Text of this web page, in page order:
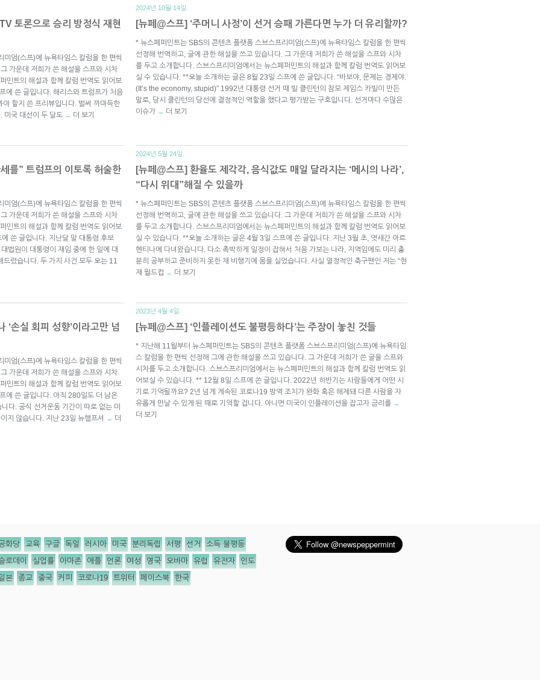
토론으로 승리 방정식 재현
엄(스프)에 뉴욕타임스 칼럼을 한 편씩
가운데 저희가 쓴 해설을 스프와 시차
민트의 해설과 함께 칼럼 번역도 읽어보
에 쓴 글입니다. 해리스와 트럼프가 처음
할지 쓴 프리뷰입니다. 벌써 까마득한
미국 대선이 두 달도 → 더 보기
2024년 10월 14일.
[뉴페@스프] ‘주머니 사정’이 선거 승패 가른다면 누가 더 유리할까?
* 뉴스페퍼민트는 SBS의 콘텐츠 플랫폼 스브스프리미엄(스프)에 뉴욕타임스 칼럼을 한 편씩
선정해 번역하고, 글에 관한 해설을 쓰고 있습니다. 그 가운데 저희가 쓴 해설을 스프와 시차
를 두고 소개합니다. 스브스프리미엄에서는 뉴스페퍼민트의 해설과 함께 칼럼 번역도 읽어보
실 수 있습니다. **오늘 소개하는 글은 8월 23일 스프에 쓴 글입니다. “바보야, 문제는 경제야.
(It’s the economy, stupid)” 1992년 대통령 선거 때 빌 클린턴의 참모 제임스 카빌이 만든
말로, 당시 클린턴의 당선에 결정적인 역할을 했다고 평가받는 구호입니다. 선거마다 수많은
이슈가 → 더 보기
를” 트럼프의 이토록 허술한
엄(스프)에 뉴욕타임스 칼럼을 한 편씩
가운데 저희가 쓴 해설을 스프와 시차
민트의 해설과 함께 칼럼 번역도 읽어보
쓴 글입니다. 지난달 말 대통령 후보
법원이 대통령이 재임 중에 한 일에 대
렸습니다. 두 가지 사건 모두 오는 11
2024년 5월 24일.
[뉴페@스프] 환율도 제각각, 음식값도 매일 달라지는 ‘메시의 나라’,
“다시 위대”해질 수 있을까
* 뉴스페퍼민트는 SBS의 콘텐츠 플랫폼 스브스프리미엄(스프)에 뉴욕타임스 칼럼을 한 편씩
선정해 번역하고, 글에 관한 해설을 쓰고 있습니다. 그 가운데 저희가 쓴 해설을 스프와 시차
를 두고 소개합니다. 스브스프리미엄에서는 뉴스페퍼민트의 해설과 함께 칼럼 번역도 읽어보
실 수 있습니다. **오늘 소개하는 글은 4월 3일 스프에 쓴 글입니다. 지난 3월 초, 엿새간 아르
헨티나에 다녀왔습니다. 다소 촉박하게 일정이 잡혀서 처음 가보는 나라, 지역임에도 미리 충
분히 공부하고 준비하지 못한 채 비행기에 몸을 실었습니다. 사실 열정적인 축구팬인 저는 “현
재 월드컵 → 더 보기
‘손실 회피 성향’이라고만 넘
엄(스프)에 뉴욕타임스 칼럼을 한 편씩
가운데 저희가 쓴 해설을 스프와 시차
민트의 해설과 함께 칼럼 번역도 읽어보
에 쓴 글입니다. 아직 280일도 더 남은
다. 공식 선거운동 기간이 따로 없는 미
지 않습니다. 지난 23일 뉴햄프셔
→ 더
2023년 4월 4일.
[뉴페@스프] ‘인플레이션도 불평등하다’는 주장이 놓친 것들
* 지난해 11월부터 뉴스페퍼민트는 SBS의 콘텐츠 플랫폼 스브스프리미엄(스프)에 뉴욕타임
스 칼럼을 한 편씩 선정해 그에 관한 해설을 쓰고 있습니다. 그 가운데 저희가 쓴 글을 스프와
시차를 두고 소개합니다. 스브스프리미엄에서는 뉴스페퍼민트의 해설과 함께 칼럼 번역도 읽
어보실 수 있습니다. ** 12월 8일 스프에 쓴 글입니다. 2022년 하반기는 사람들에게 어떤 시
기로 기억될까요? 2년 넘게 계속된 코로나19 방역 조치가 완화 혹은 해제돼 다른 사람을 자
유롭게 만날 수 있게 된 때로 기억할 겁니다. 아니면 미국이 인플레이션을 잡고자 금리를 →
더 보기
화당 교육 구글 독일 러시아 미국 분리독립 서평 선거 소득 불평등
로데이 실업률 아마존 애플 언론 여성 영국 오바마 유럽 유전자 인도
본 종교 중국 커피 코로나19 트위터 페이스북 한국